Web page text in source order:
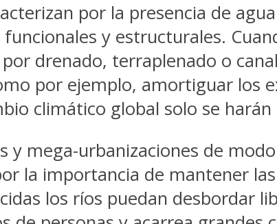
por la presencia de
y estructurales.
drenado, terraplenado o
por ejemplo, amortiguar los
climático global solo se
y mega-urbanizaciones de
la importancia de mantener
los ríos puedan desbordar